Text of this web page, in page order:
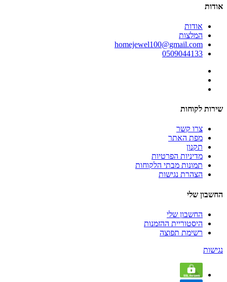
אודות
אודות
המלצות
homejewel100@gmail.com
0509044133
שירות לקוחות
צרו קשר
מפת האתר
תקנון
מדיניות הפרטיות
תמונות מבתי הלקוחות
הצהרת נגישות
החשבון שלי
החשבון שלי
היסטוריית ההזמנות
רשימת תפוצה
נגישות